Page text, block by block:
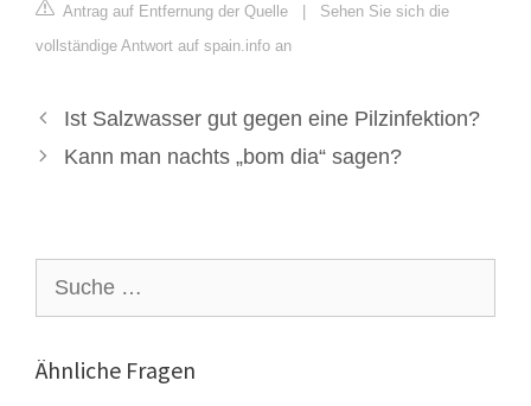
Antrag auf Entfernung der Quelle | Sehen Sie sich die
vollständige Antwort auf spain.info an
Ist Salzwasser gut gegen eine Pilzinfektion?
Kann man nachts „bom dia“ sagen?
nach:
Ähnliche Fragen